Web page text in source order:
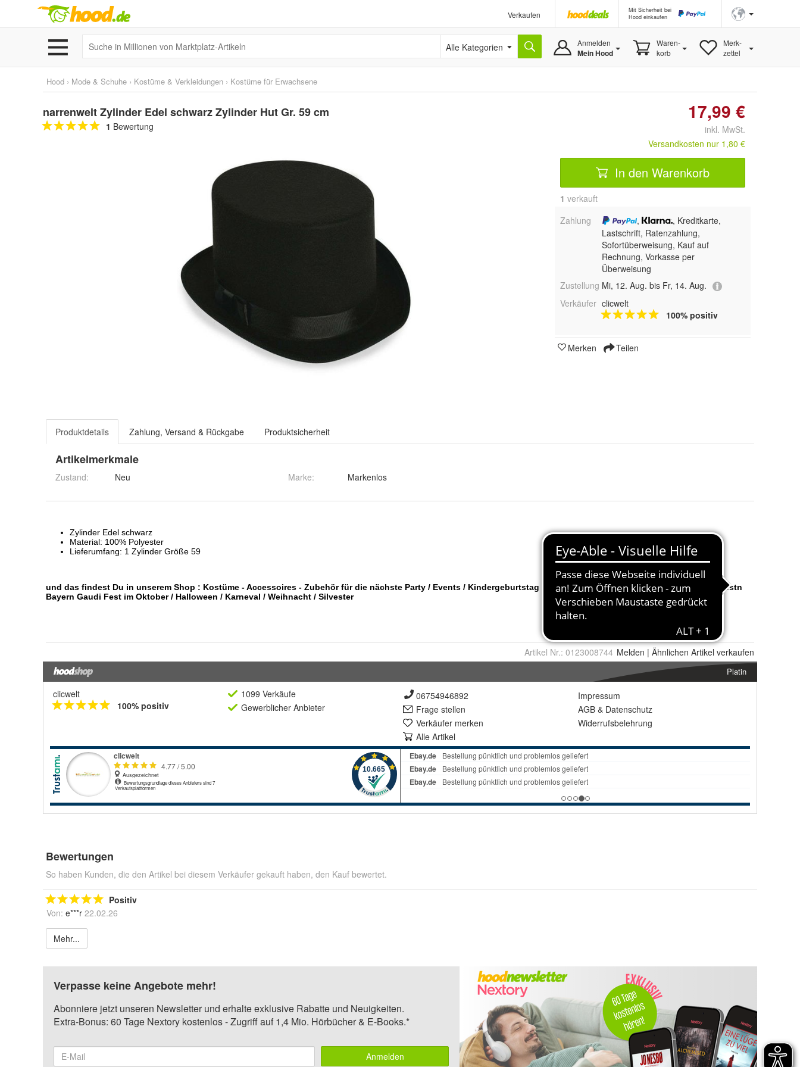
Verkaufen
Mit Sicherheit bei
Hood einkaufen
Alle Kategorien Anmelden
Mein Hood
Waren-
korb
Merk-
zettel
Hood › Mode & Schuhe › Kostüme & Verkleidungen › Kostüme für Erwachsene
narrenwelt Zylinder Edel schwarz Zylinder Hut Gr. 59 cm
1 Bewertung
17,99 €
inkl. MwSt.
Versandkosten nur 1,80 €
In den Warenkorb
1 verkauft
Zahlung
,
, Kreditkarte,
Lastschrift, Ratenzahlung,
Sofortüberweisung, Kauf auf
Rechnung, Vorkasse per
Überweisung
Zustellung Mi, 12. Aug. bis Fr, 14. Aug.
Verkäufer clicwelt
100% positiv
Merken Teilen
Produktdetails Zahlung, Versand & Rückgabe Produktsicherheit
Artikelmerkmale
Zustand: Neu Marke: Markenlos
Artikel Nr.: 0123008744 Melden | Ähnlichen Artikel verkaufen
Platin
clicwelt
100% positiv
1099 Verkäufe
Gewerblicher Anbieter
06754946892
Frage stellen
Verkäufer merken
Alle Artikel
Impressum
AGB & Datenschutz
Widerrufsbelehrung
Bewertungen
So haben Kunden, die den Artikel bei diesem Verkäufer gekauft haben, den Kauf bewertet.
Positiv
Von: e***r 22.02.26
Mehr...
Verpasse keine Angebote mehr!
Abonniere jetzt unseren Newsletter und erhalte exklusive Rabatte und Neuigkeiten.
Extra-Bonus: 60 Tage Nextory kostenlos - Zugriff auf 1,4 Mio. Hörbücher & E-Books.*
Anmelden